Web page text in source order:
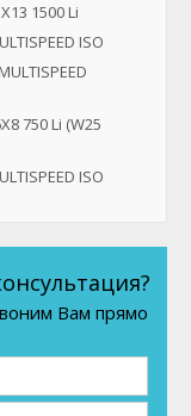
1500 Li
ISO
750 Li (W25
ISO
Вам прямо